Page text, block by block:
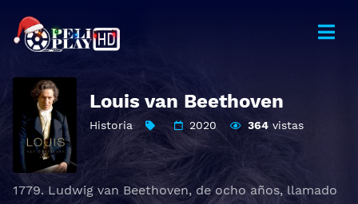
Louis van Beethoven
Historia 2020 364vistas
1779. Ludwig van Beethoven, de ocho años, llamado